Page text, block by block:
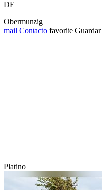
DE
Obermunzig
mail Contacto favorite Guardar
Platino